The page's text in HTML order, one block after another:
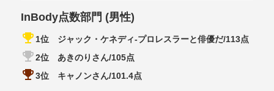
InBody点数部門 (男性)
emoji_events 1位 ジャック・ケネディ-プロレスラーと俳優だ/113点
emoji_events2位 あきのりさん/105点
emoji_events3位 キャノンさん/101.4点